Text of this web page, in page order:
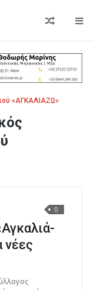
«ΑΓΚΑΛΙΑΖΩ»
0
νέες